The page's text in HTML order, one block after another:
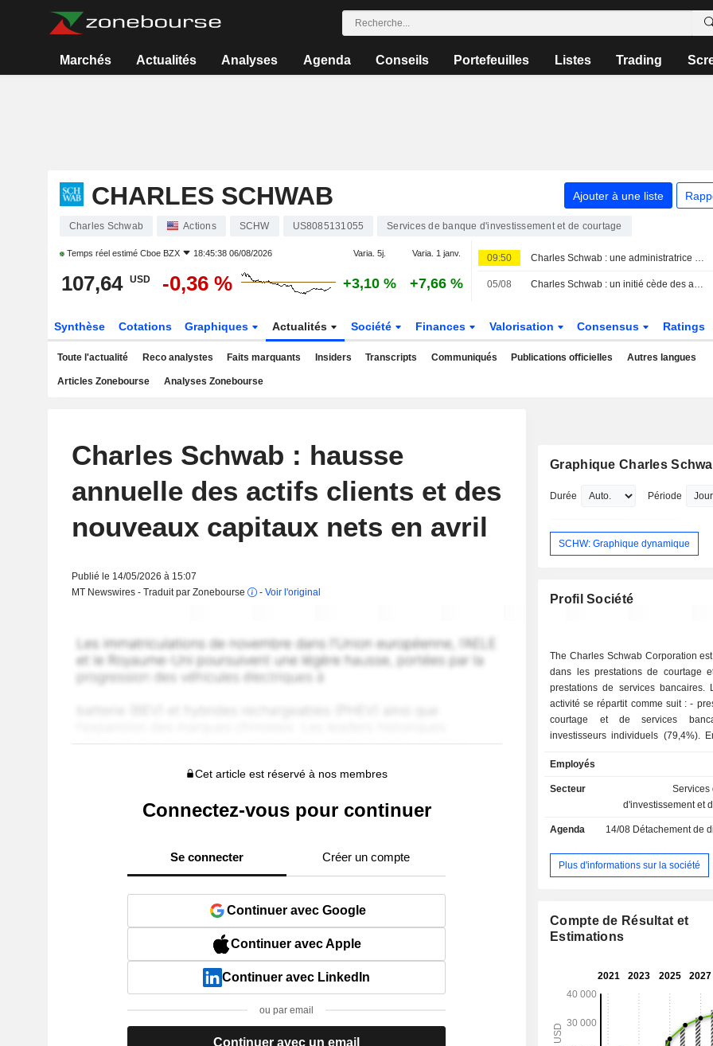
Marchés Actualités Analyses Agenda Conseils Portefeuilles Listes Trading
CHARLES SCHWAB Ajouter à une liste
Charles Schwab Actions SCHW US8085131055 Services de banque d'investissement et de courtage
Temps réel estimé Cboe BZX 18:45:38 06/08/2026 Varia. 5j. Varia. 1 janv.
107,64 USD -0,36 % +3,10 % +7,66 %
09:50 Charles Schwab : une administratrice cède des actions pour plus de 2,4 millions de dollars, selon un document de la SEC
05/08 Charles Schwab : un initié cède des actions pour un montant de 15 104 987 $, selon une récente déclaration à la SEC
Synthèse Cotations Graphiques Actualités Société Finances Valorisation Consensus Ratings
Toute l'actualité Reco analystes Faits marquants Insiders Transcripts Communiqués Publications officielles Autres langues
Articles Zonebourse Analyses Zonebourse
Charles Schwab : hausse
annuelle des actifs clients et des
nouveaux capitaux nets en avril
Publié le 14/05/2026 à 15:07
MT Newswires - Traduit par Zonebourse
- Voir l'original
Cet article est réservé à nos membres
Connectez-vous pour continuer
Se connecter Créer un compte
Continuer avec Google
Continuer avec Apple
Continuer avec LinkedIn
ou par email
Continuer avec un email
Graphique Charles
Durée Période
SCHW: Graphique dynamique
Profil Société
The Charles Schwab Corporation
dans les prestations de courtage
prestations de services bancaires.
activité se répartit comme suit : - prestations de
courtage et de services
investisseurs individuels (79,4%).
régimes de retraite ; - prestations de services
d'investissement aux
institutionnels et aux aux conseillers
commercialisation des produits et
plus de 380 bureaux implantés aux
Par ailleurs, The Charles Schwab
Employés
Secteur
Services
d'investissement et
Agenda 14/08 Détachement de
Plus d'informations sur la société
Compte de Résultat et
Estimations